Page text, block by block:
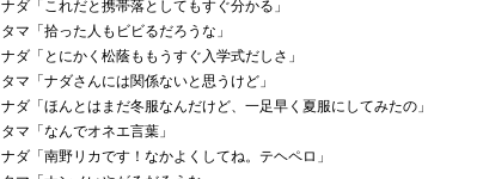
ナダ「これだと携帯落としてもすぐ分かる」
タマ「拾った人もビビるだろうな」
ナダ「とにかく松蔭ももうすぐ入学式だしさ」
タマ「ナダさんには関係ないと思うけど」
ナダ「ほんとはまだ冬服なんだけど、一足早く夏服にしてみたの」
タマ「なんでオネエ言葉」
ナダ「南野リカです！なかよくしてね。テヘペロ」